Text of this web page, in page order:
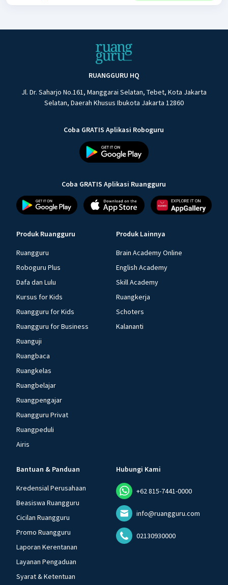
RUANGGURU HQ
Jl. Dr. Saharjo No.161, Manggarai Selatan, Tebet, Kota Jakarta
Selatan, Daerah Khusus Ibukota Jakarta 12860
Coba GRATIS Aplikasi Roboguru
Coba GRATIS Aplikasi Ruangguru
Produk Ruangguru
Ruangguru
Roboguru Plus
Dafa dan Lulu
Kursus for Kids
Ruangguru for Kids
Ruangguru for Business
Ruanguji
Ruangbaca
Ruangkelas
Ruangbelajar
Ruangpengajar
Ruangguru Privat
Ruangpeduli
Airis
Produk Lainnya
Brain Academy Online
English Academy
Skill Academy
Ruangkerja
Schoters
Kalananti
Bantuan & Panduan
Kredensial Perusahaan
Beasiswa Ruangguru
Cicilan Ruangguru
Promo Ruangguru
Laporan Kerentanan
Layanan Pengaduan
Syarat & Ketentuan
Hubungi Kami
+62 815-7441-0000
info@ruangguru.com
02130930000